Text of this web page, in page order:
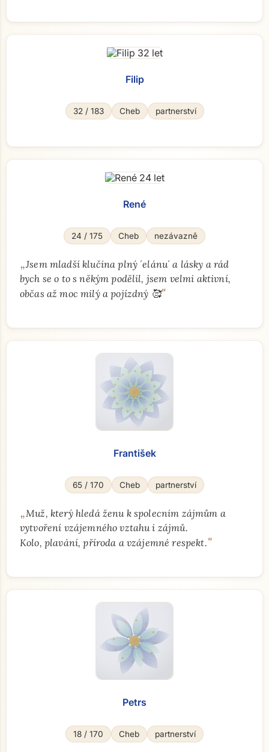
Filip
32 / 183 Cheb partnerství
René
24 / 175 Cheb nezávazně
„Jsem mladší klučina plný ´elánu´ a lásky a rád
bych se o to s někým podělil, jsem velmi aktivní,
občas až moc milý a pojízdný 🥰"
František
65 / 170 Cheb partnerství
„Muž, který hledá ženu k spolecnim zájmům a
vytvoření vzájemného vztahu i zájmů.
Kolo, plavání, příroda a vzájemné respekt."
Petrs
18 / 170 Cheb partnerství